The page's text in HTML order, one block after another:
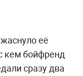
её
кем бойфренд
сразу два